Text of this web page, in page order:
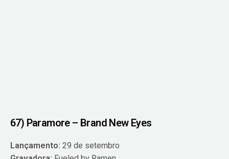
67) Paramore – Brand New Eyes
Lançamento: 29 de setembro